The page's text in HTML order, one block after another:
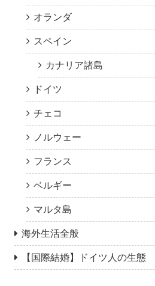
オランダ
スペイン
カナリア諸島
ドイツ
チェコ
ノルウェー
フランス
ベルギー
マルタ島
海外生活全般
【国際結婚】ドイツ人の生態